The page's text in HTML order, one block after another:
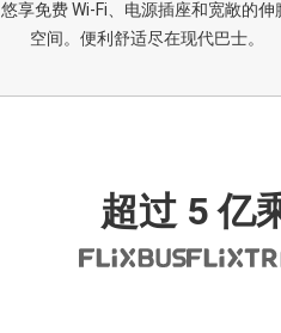
悠享免费 Wi-Fi、电源插座和宽敞的伸
空间。便利舒适尽在现代巴士。
超过 5 亿